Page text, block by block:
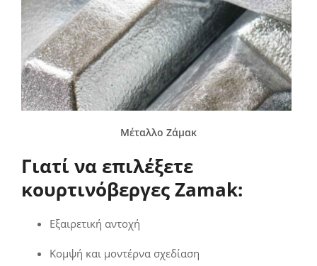
Μέταλλο Ζάμακ
Γιατί να επιλέξετε
κουρτινόβεργες Zamak:
Εξαιρετική αντοχή
Κομψή και μοντέρνα σχεδίαση